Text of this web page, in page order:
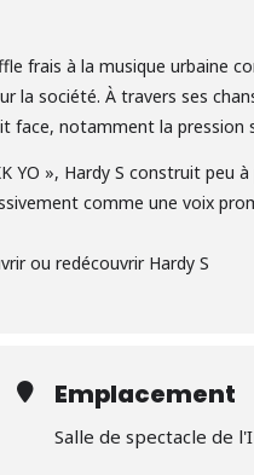
frais à la musique urbaine
la société. À travers ses
face, notamment la pression
», Hardy S construit peu
comme une voix
ou redécouvrir Hardy S
Emplacement
Salle de spectacle de